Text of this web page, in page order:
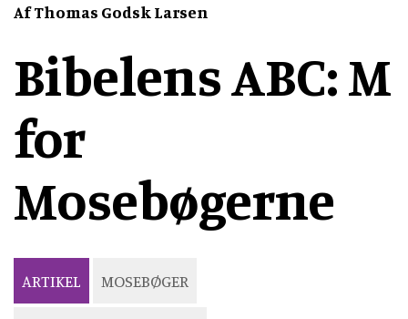
Af Thomas Godsk Larsen
Bibelens ABC: M
for
Mosebøgerne
ARTIKEL MOSEBØGER